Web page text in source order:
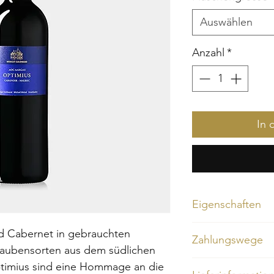
Cabernet in gebrauchten
aus dem südlichen
sind eine Hommage an die
Auswählen
Anzahl *
In
Eigenschaften
Kirschen,
Zahlungswege